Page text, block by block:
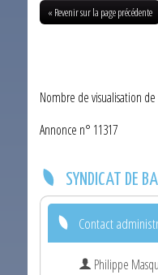
« Revenir sur la page précédente
Nombre de visualisation
Annonce n° 11317
SYNDICAT DE
Contact
Philippe